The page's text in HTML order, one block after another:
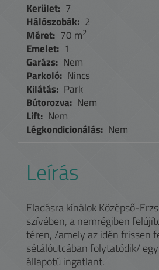
Kerület: 7
Hálószobák: 2
Méret: 70 m2
Emelet: 1
Garázs: Nem
Parkoló: Nincs
Kilátás: Park
Bútorozva: Nem
Lift: Nem
Légkondicionálás: Nem
Leírás
Eladásra kínálok Középső-
szívében, a nemrégiben
téren, /amely az idén frissen
sétálóutcában folytatódik/
állapotú ingatlant.